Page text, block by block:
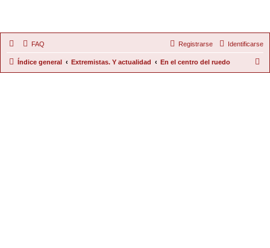
FAQ Identificarse
Registrarse
Índice general Extremistas. Y actualidad En el centro del ruedo